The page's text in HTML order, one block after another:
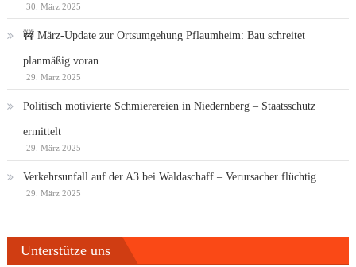
30. März 2025
🚧 März-Update zur Ortsumgehung Pflaumheim: Bau schreitet
planmäßig voran
29. März 2025
Politisch motivierte Schmierereien in Niedernberg – Staatsschutz
ermittelt
29. März 2025
Verkehrsunfall auf der A3 bei Waldaschaff – Verursacher flüchtig
29. März 2025
Unterstütze uns